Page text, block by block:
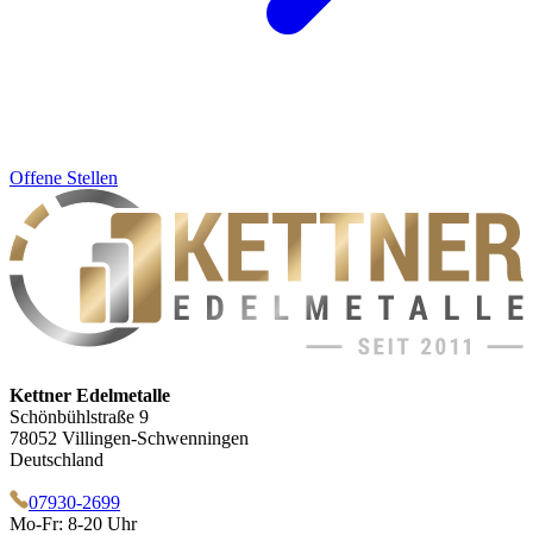
Offene Stellen
Kettner Edelmetalle
Schönbühlstraße 9
78052 Villingen-Schwenningen
Deutschland
07930-2699
Mo-Fr: 8-20 Uhr